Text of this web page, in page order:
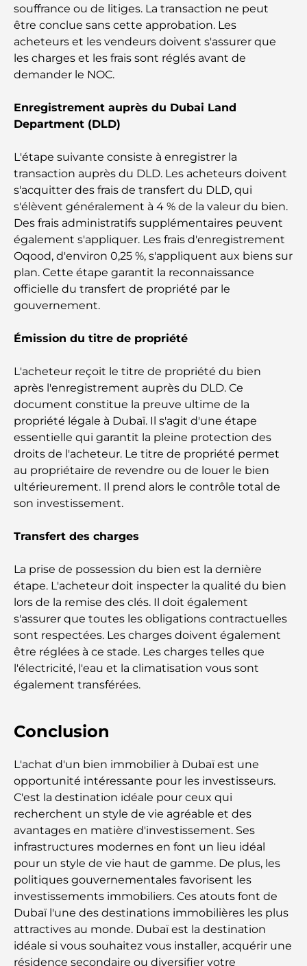
Soins de santé de classe mondiale : les meilleurs
hôpitaux d’Abu Dhabi
Qu’est-ce qu’Ejari aux Émirats arabes unis ? Guide
Banques internationales à Dubaï : Votre guide
complet des services bancaires mondiaux
Bars du centre-ville de Dubaï : Guide complet des
lieux les plus branchés de la ville
Le plus grand supermarché de Dubaï : un guide
complet
Guide complet de l'indice des frais de service à
Dubaï
fitness rencontre le style de vie
Salles de sport de luxe à Dubaï : découvrez les
destinations fitness les plus exclusives de la ville
Les penthouses les plus chers de Dubaï
Les clubs de golf les plus chers de Dubaï : un
guide pour golfeurs de luxe
du déménagement
Les meilleures écoles du DIFC : un guide pour les
parents à Dubaï
Projets de Zaha Hadid : un aperçu de ses œuvres
architecturales les plus emblématiques
Les meilleurs complexes hôteliers de Dubaï : des
escapades de luxe pour tous les voyageurs
endroits pour des photos époustouflantes
Oberoi Spa Dubai – Une retraite de bien-être
paisible
Mohammed Bin Rashid Library – A New Home for
Knowledge in Dubai
Les meilleurs hôtels de Jumeirah Beach
Residence pour un séjour parfait à Dubaï
Types de biens immobiliers à louer à Dubaï :
Guide complet pour les locataires
Hôpitaux Bluewaters : Guide complet des soins de
souffrance ou de litiges. La transaction ne peut
être conclue sans cette approbation. Les
acheteurs et les vendeurs doivent s'assurer que
les charges et les frais sont réglés avant de
demander le NOC.
Enregistrement auprès du Dubai Land
Department (DLD)
L'étape suivante consiste à enregistrer la
transaction auprès du DLD. Les acheteurs doivent
s'acquitter des frais de transfert du DLD, qui
s'élèvent généralement à 4 % de la valeur du bien.
Des frais administratifs supplémentaires peuvent
également s'appliquer. Les frais d'enregistrement
Oqood, d'environ 0,25 %, s'appliquent aux biens sur
plan. Cette étape garantit la reconnaissance
officielle du transfert de propriété par le
gouvernement.
Émission du titre de propriété
L'acheteur reçoit le titre de propriété du bien
après l'enregistrement auprès du DLD. Ce
document constitue la preuve ultime de la
propriété légale à Dubaï. Il s'agit d'une étape
essentielle qui garantit la pleine protection des
droits de l'acheteur. Le titre de propriété permet
au propriétaire de revendre ou de louer le bien
ultérieurement. Il prend alors le contrôle total de
son investissement.
Transfert des charges
La prise de possession du bien est la dernière
étape. L'acheteur doit inspecter la qualité du bien
lors de la remise des clés. Il doit également
s'assurer que toutes les obligations contractuelles
sont respectées. Les charges doivent également
être réglées à ce stade. Les charges telles que
l'électricité, l'eau et la climatisation vous sont
également transférées.
Conclusion
L'achat d'un bien immobilier à Dubaï est une
opportunité intéressante pour les investisseurs.
C'est la destination idéale pour ceux qui
recherchent un style de vie agréable et des
avantages en matière d'investissement. Ses
infrastructures modernes en font un lieu idéal
pour un style de vie haut de gamme. De plus, les
politiques gouvernementales favorisent les
investissements immobiliers. Ces atouts font de
Dubaï l'une des destinations immobilières les plus
attractives au monde. Dubaï est la destination
idéale si vous souhaitez vous installer, acquérir une
résidence secondaire ou diversifier votre